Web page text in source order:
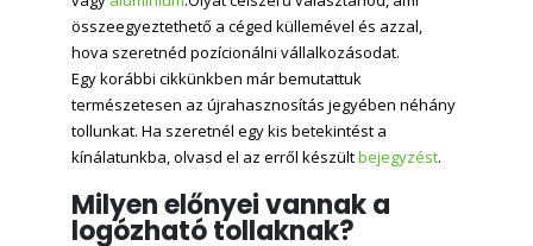
összeegyeztethető a céged küllemével és azzal,
hova szeretnéd pozícionálni vállalkozásodat.
Egy korábbi cikkünkben már bemutattuk
természetesen az újrahasznosítás jegyében néhány
tollunkat. Ha szeretnél egy kis betekintést a
kínálatunkba, olvasd el az erről készültbejegyzést.
Milyen előnyei vannak a
logózható tollaknak?